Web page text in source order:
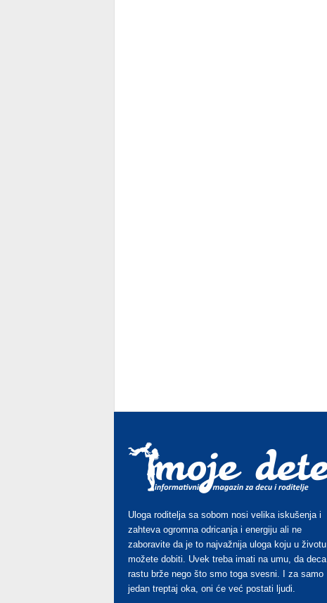
Uloga roditelja sa sobom nosi velika iskušenja i
zahteva ogromna odricanja i energiju ali ne
zaboravite da je to najvažnija uloga koju u životu
možete dobiti. Uvek treba imati na umu, da deca
rastu brže nego što smo toga svesni. I za samo
jedan treptaj oka, oni će već postati ljudi.